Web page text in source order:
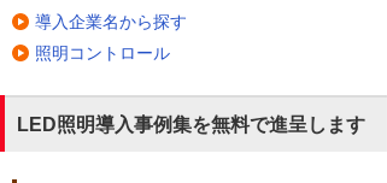
導入企業名から探す
照明コントロール
LED照明導入事例集を無料で進呈します